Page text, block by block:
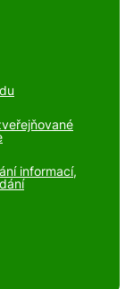
informací,